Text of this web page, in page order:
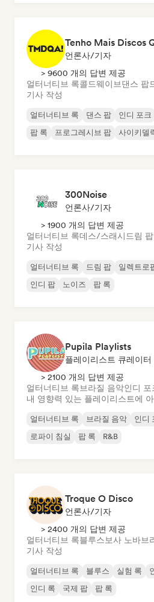
Tenho Mais Discos
언론사/기자
> 9600 개의 답변 제공
얼터너티브 록콜드웨이브댄스 팝
기사 작성
얼터너티브 록 댄스 팝 인디 포크
팝 록
프로그레시브 팝 사이키델
300Noise
언론사/기자
> 1900 개의 답변 제공
얼터너티브 록데스/스래시 드림 팝
기사 작성
얼터너티브 록 드림 팝 일렉트로
인디 팝
노이즈 팝 록
Pupila Playlists
플레이리스트 큐레이터
> 2100 개의 답변 제공
얼터너티브 록브라질 음악인디 포
내 영향력 있는 플레이리스트에
얼터너티브 록 브라질 음악 인디
로파이 침실
팝 록 R&B
Troque O Disco
언론사/기자
> 2400 개의 답변 제공
얼터너티브 록블루스보사 노바브
기사 작성
얼터너티브 록 블루스 실험 록
인디 록
국제 팝 팝 록